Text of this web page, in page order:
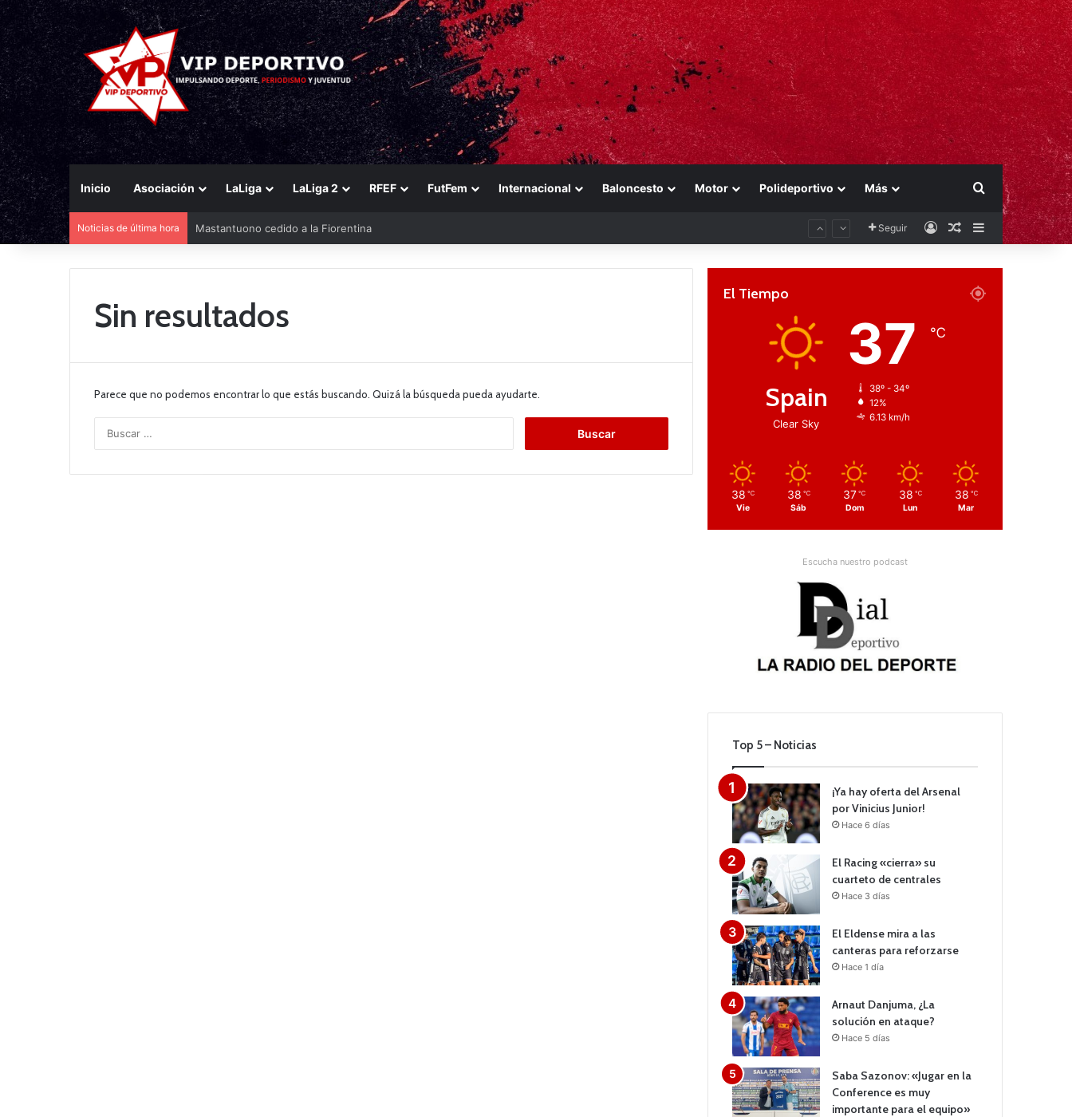
Inicio Asociación LaLiga LaLiga 2 RFEF FutFem Internacional Baloncesto Motor Polideportivo Más Buscar por
Noticias de última hora Mastantuono cedido a la Fiorentina Seguir AccesoPublicación al
Barra lateral
Sin resultados
Parece que no podemos encontrar lo que estás buscando. Quizá la búsqueda pueda ayudarte.
c
El Tiempo
Spain
Clear Sky
37 ℃
38º - 34º
12%
6.13 km/h
38 ℃
Vie
38 ℃
Sáb
37 ℃
Dom
38 ℃
Lun
38 ℃
Mar
Escucha nuestro podcast
Top 5 – Noticias
¡Ya hay oferta del Arsenal
por Vinicius Junior!
Hace 6 días
El Racing «cierra» su
cuarteto de centrales
Hace 3 días
El Eldense mira a las
canteras para reforzarse
Hace 1 día
Arnaut Danjuma, ¿La
solución en ataque?
Hace 5 días
Saba Sazonov: «Jugar en la
Conference es muy
importante para el equipo»